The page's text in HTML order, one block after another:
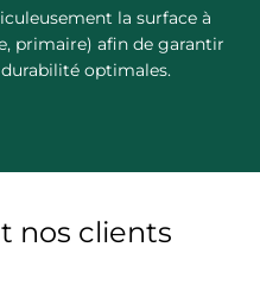
la surface à
primaire) afin de garantir
optimales.
nos clients